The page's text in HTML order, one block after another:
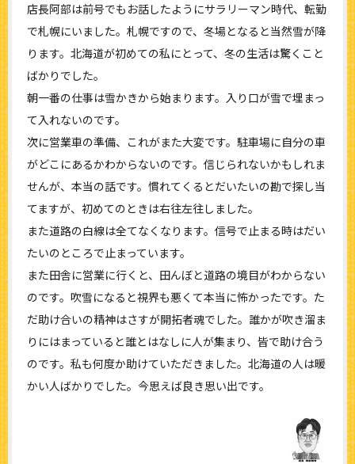
店長阿部は前号でもお話したようにサラリーマン時代、転勤
で札幌にいました。札幌ですので、冬場となると当然雪が降
ります。北海道が初めての私にとって、冬の生活は驚くこと
ばかりでした。
朝一番の仕事は雪かきから始まります。入り口が雪で埋まっ
て入れないのです。
次に営業車の準備、これがまた大変です。駐車場に自分の車
がどこにあるかわからないのです。信じられないかもしれま
せんが、本当の話です。慣れてくるとだいたいの勘で探し当
てますが、初めてのときは右往左往しました。
また道路の白線は全てなくなります。信号で止まる時はだい
たいのところで止まっています。
また田舎に営業に行くと、田んぼと道路の境目がわからない
のです。吹雪になると視界も悪くて本当に怖かったです。た
だ助け合いの精神はさすが開拓者魂でした。誰かが吹き溜ま
りにはまっていると誰とはなしに人が集まり、皆で助け合う
のです。私も何度か助けていただきました。北海道の人は暖
かい人ばかりでした。今思えば良き思い出です。